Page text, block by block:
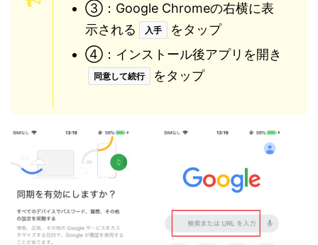
③：Google Chromeの右横に表
示される
入手
をタップ
④：インストール後アプリを開き
同意して続行 をタップ